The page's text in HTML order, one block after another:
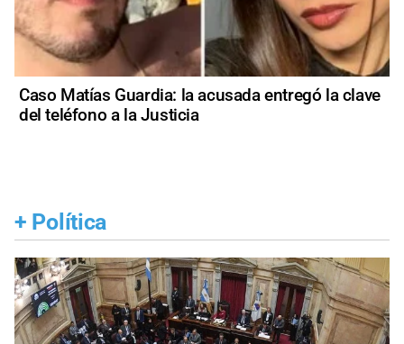
Caso Matías Guardia: la acusada entregó la clave
del teléfono a la Justicia
+ Política